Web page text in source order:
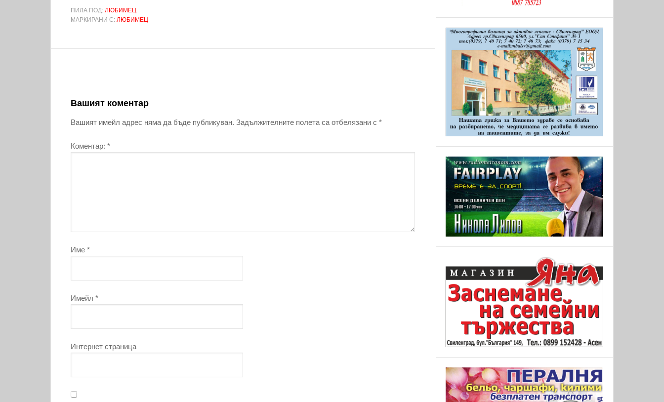
ПИЛА ПОД: ЛЮБИМЕЦ
МАРКИРАНИ С: ЛЮБИМЕЦ
Вашият коментар
Вашият имейл адрес няма да бъде публикуван. Задължителните полета са отбелязани с *
Коментар: *
Име *
Имейл *
Интернет страница